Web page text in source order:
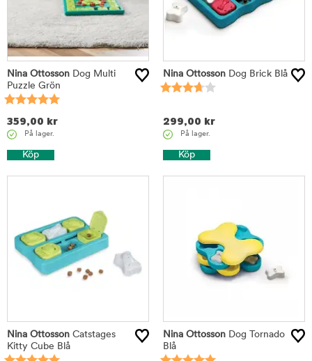
Nina Ottosson Dog Multi
Puzzle Grön
359,00 kr
På lager.
Köp
Nina Ottosson Dog Brick Blå
299,00 kr
På lager.
Köp
Nina Ottosson Catstages
Kitty Cube Blå
Nina Ottosson Dog Tornado
Blå